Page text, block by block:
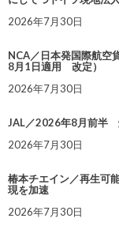
2026年7月30日
NCA／日本発国際航空
8月1日適用 改定）
2026年7月30日
JAL／2026年8月前半
2026年7月30日
椿本チエイン／再生可
現を加速
2026年7月30日